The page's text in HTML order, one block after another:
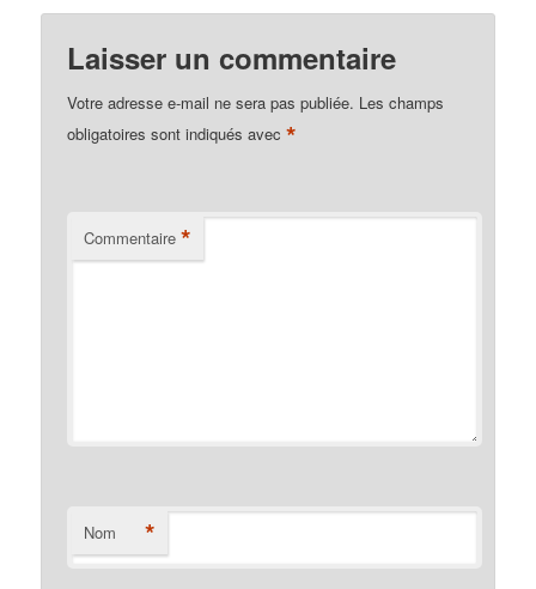
Laisser un commentaire
Votre adresse e-mail ne sera pas publiée. Les champs
obligatoires sont indiqués avec*
Commentaire *
Nom *